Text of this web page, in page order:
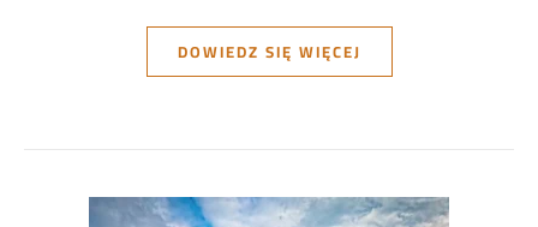
DOWIEDZ SIĘ WIĘCEJ